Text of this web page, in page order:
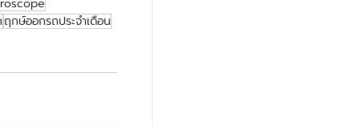
ฤกษ์ออกรถประจำเดือน